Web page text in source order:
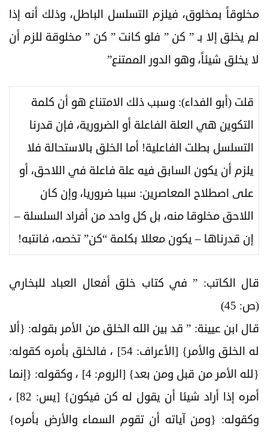
مخلوقاً بمخلوق، فيلزم التسلسل الباطل، وذلك أنه إذا
لم يخلق إلا بـ ” كن ” فلو كانت ” كن ” مخلوقة للزم أن
لا يخلق شيئاً، وهو الدور الممتنع”
قلت (أبو الفداء): وسبب ذلك الامتناع هو أن كلمة
التكوين هي العلة الفاعلة أو الضرورية، فإن قدرنا
التسلسل بطلت الفاعلية! أما الخلق بالاستحالة فلا
يلزم أن يكون السابق فيه علة فاعلة في اللاحق، أو
على اصطلاح المعاصرين: سببا ضروريا، وإن كان
اللاحق مخلوقا منه، بل كل واحد من أفراد السلسلة –
إن قدرناها – يكون معللا بكلمة “كن” تخصه، فانتبه!
قال الكاتب: ” في كتاب خلق أفعال العباد للبخاري
(ص: 45)
قال ابن عيينة: ” قد بين الله الخلق من الأمر بقوله: {ألا
له الخلق والأمر} [الأعراف: 54] ، فالخلق بأمره كقوله:
{لله الأمر من قبل ومن بعد} [الروم: 4] ، وكقوله: {إنما
أمره إذا أراد شيئا أن يقول له كن فيكون} [يس: 82] ،
وكقوله: {ومن آياته أن تقوم السماء والأرض بأمره}